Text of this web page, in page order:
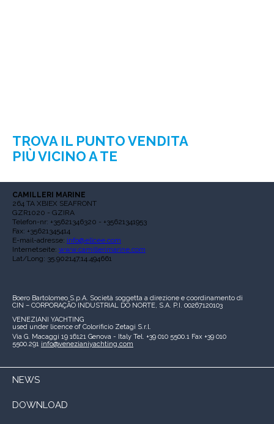
TROVA IL PUNTO VENDITA
PIÙ VICINO A TE
CAMILLERI MARINE
264 TA XBIEX SEAFRONT
GZR1020 - GZIRA
Telefon-nr: +35621346320 - +35621341953
Fax: +35621345414
E-mail-adresse: info@ellcee.com
Internetseite: www.camillerimarine.com
Lat/Long: 35.902147,14.494661
Boero Bartolomeo S.p.A. Società soggetta a direzione e coordinamento di
CIN – CORPORAÇÃO INDUSTRIAL DO NORTE, S.A. P.I. 00267120103
VENEZIANI YACHTING
used under licence of Colorificio Zetagi S.r.l.
Via G. Macaggi 19 16121 Genova - Italy Tel. +39 010 5500.1 Fax +39 010
5500.291 info@venezianiyachting.com
NEWS
DOWNLOAD